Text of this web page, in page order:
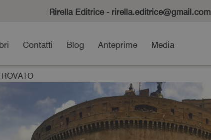
Rirella Editrice - rirella.editrice@gmail.com
Contatti Blog Anteprime Media